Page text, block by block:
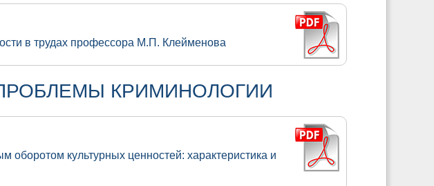
в трудах профессора М.П. Клейменова
КРИМИНОЛОГИИ
культурных ценностей: характеристика и